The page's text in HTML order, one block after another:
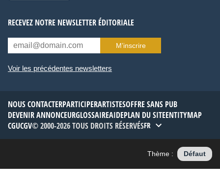
RECEVEZ NOTRE NEWSLETTER ÉDITORIALE
M’inscrire
Voir les précédentes newsletters
NOUS CONTACTERPARTICIPERARTISTESOFFRE SANS PUB
DEVENIR ANNONCEURGLOSSAIREAIDEPLAN DU SITEENTITYMAP
CGUCGV© 2000-2026 TOUS DROITS RÉSERVÉSFR
Thème : Défaut